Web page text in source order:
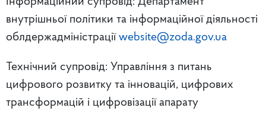
внутрішньої політики та інформаційної діяльності
облдержадміністрації website@zoda.gov.ua
Технічний супровід: Управління з питань
цифрового розвитку та інновацій, цифрових
трансформацій і цифровізації апарату